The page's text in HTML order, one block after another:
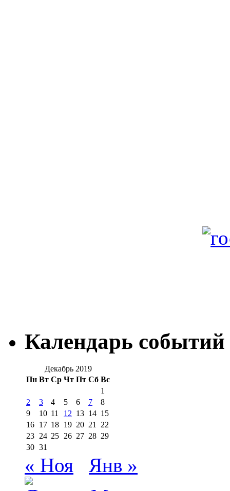
Календарь событий
Декабрь 2019
Пн Вт Ср Чт Пт Сб Вс
1
2
3 4 5 6 7
8
9
10 11 12 13 14 15
16 17 18 19 20 21
22
23 24 25 26 27 28 29
30 31
« Ноя Янв »